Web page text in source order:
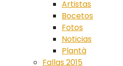
Artistas
Bocetos
Fotos
Noticias
Plantà
Fallas 2015